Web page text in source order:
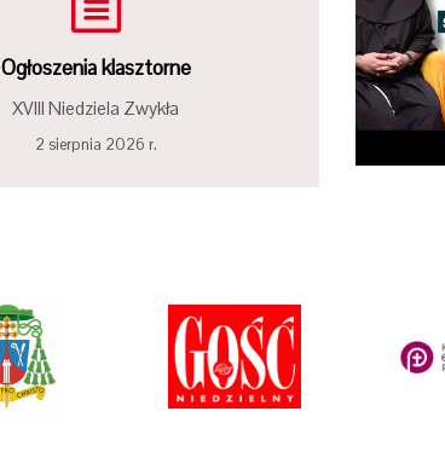
Ogłoszenia klasztorne
XVIII Niedziela Zwykła
2 sierpnia 2026 r.